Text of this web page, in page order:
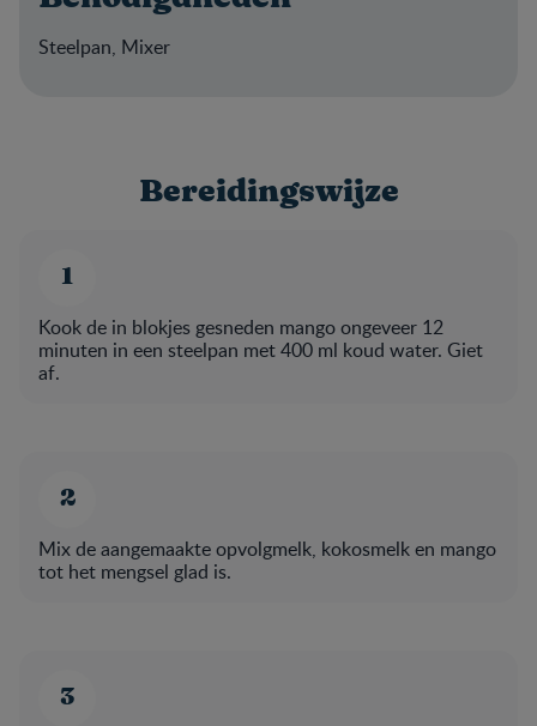
Steelpan, Mixer
Bereidingswijze
Kook de in blokjes gesneden mango ongeveer 12
minuten in een steelpan met 400 ml koud water. Giet
af.
Mix de aangemaakte opvolgmelk, kokosmelk en mango
tot het mengsel glad is.